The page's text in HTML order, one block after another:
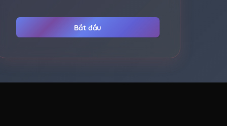
Bắt đầu